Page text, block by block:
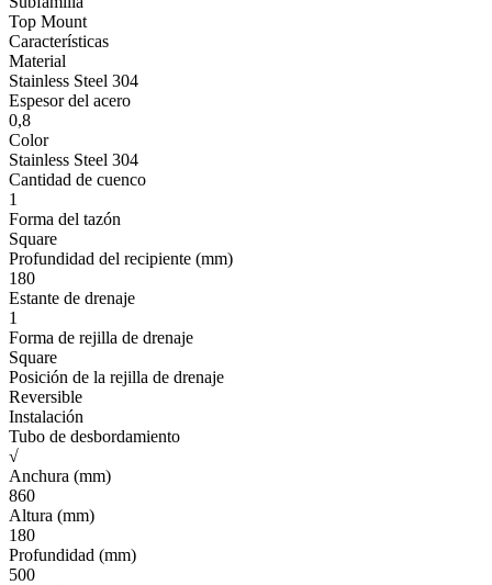
Top Mount
Características
Material
Stainless Steel 304
Espesor del acero
0,8
Color
Stainless Steel 304
Cantidad de cuenco
1
Forma del tazón
Square
Profundidad del recipiente (mm)
180
Estante de drenaje
1
Forma de rejilla de drenaje
Square
Posición de la rejilla de drenaje
Reversible
Instalación
Tubo de desbordamiento
√
Anchura (mm)
860
Altura (mm)
180
Profundidad (mm)
500